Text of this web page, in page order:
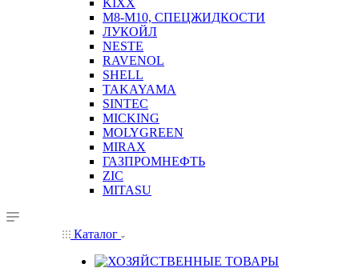
KIXX
М8-М10, СПЕЦЖИДКОСТИ
ЛУКОЙЛ
NESTE
RAVENOL
SHELL
TAKAYAMA
SINTEC
MICKING
MOLYGREEN
MIRAX
ГАЗПРОМНЕФТЬ
ZIC
MITASU
Каталог